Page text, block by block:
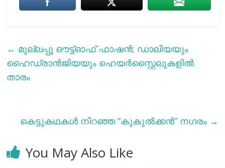
← മുല്ലപ്പൂ ഔട്ട്‌ഓഫ് ഫാഷൻ; ഡാലിയയും
ഹൈഡ്രാൻജിയയും ഹെയർസ്റ്റൈലുകളിൽ
താരം
കെട്ടുകഥകൾ നിറഞ്ഞ “കുകുൽക്കൻ” നഗരം →
You May Also Like